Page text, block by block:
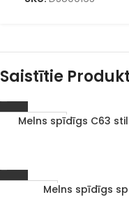
Saistītie
1–3 d. d.
Melns spīdīgs C63
IzpārdotsMelns spīdīgs